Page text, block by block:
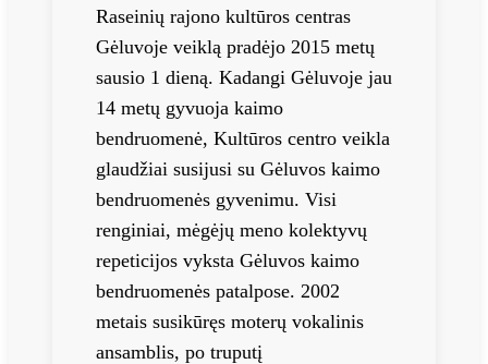
Raseinių rajono kultūros centras
Gėluvoje veiklą pradėjo 2015 metų
sausio 1 dieną. Kadangi Gėluvoje jau
14 metų gyvuoja kaimo
bendruomenė, Kultūros centro veikla
glaudžiai susijusi su Gėluvos kaimo
bendruomenės gyvenimu. Visi
renginiai, mėgėjų meno kolektyvų
repeticijos vyksta Gėluvos kaimo
bendruomenės patalpose. 2002
metais susikūręs moterų vokalinis
ansamblis, po truputį